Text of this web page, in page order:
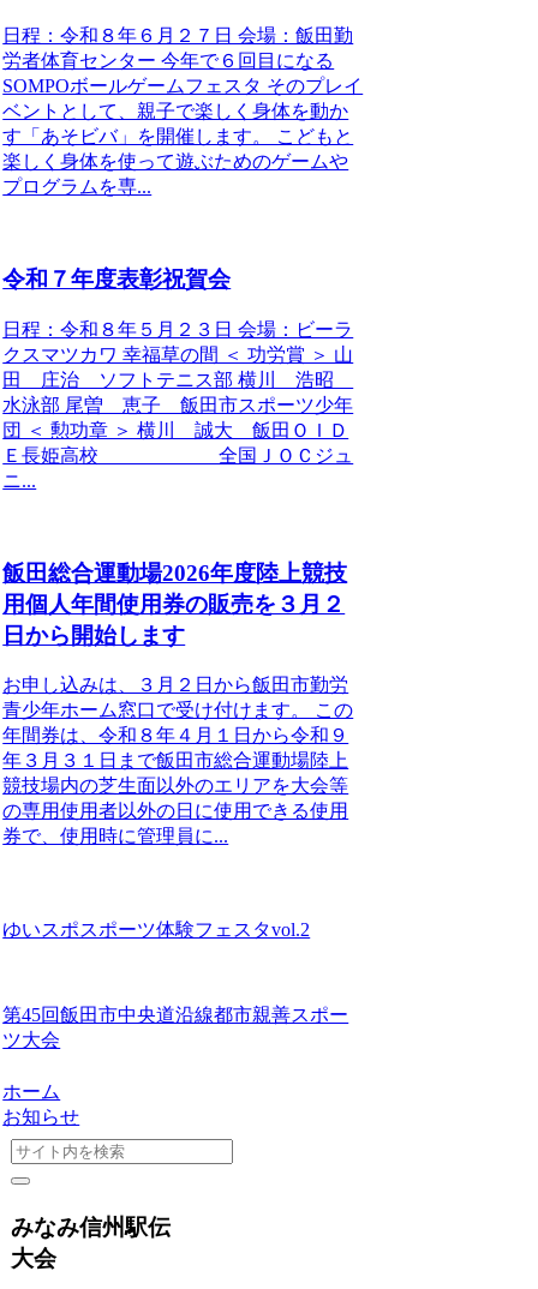
日程：令和８年６月２７日 会場：飯田勤
労者体育センター 今年で６回目になる
SOMPOボールゲームフェスタ そのプレイ
ベントとして、親子で楽しく身体を動か
す「あそビバ」を開催します。 こどもと
楽しく身体を使って遊ぶためのゲームや
プログラムを専...
令和７年度表彰祝賀会
日程：令和８年５月２３日 会場：ビーラ
クスマツカワ 幸福草の間 ＜ 功労賞 ＞ 山
田 庄治 ソフトテニス部 横川 浩昭
水泳部 尾曽 恵子 飯田市スポーツ少年
団 ＜ 勲功章 ＞ 横川 誠大 飯田ＯＩＤ
Ｅ長姫高校 全国ＪＯＣジュ
ニ...
飯田総合運動場2026年度陸上競技
用個人年間使用券の販売を３月２
日から開始します
お申し込みは、３月２日から飯田市勤労
青少年ホーム窓口で受け付けます。 この
年間券は、令和８年４月１日から令和９
年３月３１日まで飯田市総合運動場陸上
競技場内の芝生面以外のエリアを大会等
の専用使用者以外の日に使用できる使用
券で、使用時に管理員に...
ゆいスポスポーツ体験フェスタvol.2
第45回飯田市中央道沿線都市親善スポー
ツ大会
ホーム
お知らせ
みなみ信州駅伝
大会